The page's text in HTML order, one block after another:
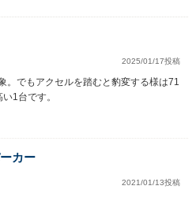
2025/01/17投稿
。でもアクセルを踏むと豹変する様は71
1台です。
カー
2021/01/13投稿